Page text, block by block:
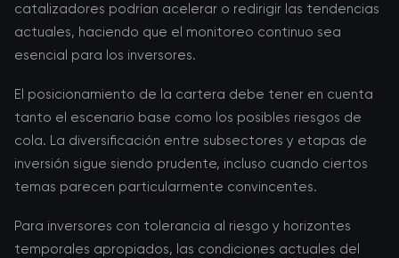
catalizadores podrían acelerar o redirigir las tendencias
actuales, haciendo que el monitoreo continuo sea
esencial para los inversores.
El posicionamiento de la cartera debe tener en cuenta
tanto el escenario base como los posibles riesgos de
cola. La diversificación entre subsectores y etapas de
inversión sigue siendo prudente, incluso cuando ciertos
temas parecen particularmente convincentes.
Para inversores con tolerancia al riesgo y horizontes
temporales apropiados, las condiciones actuales del